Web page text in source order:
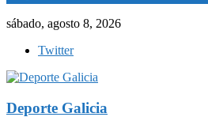
sábado, agosto 8, 2026
Twitter
Deporte Galicia